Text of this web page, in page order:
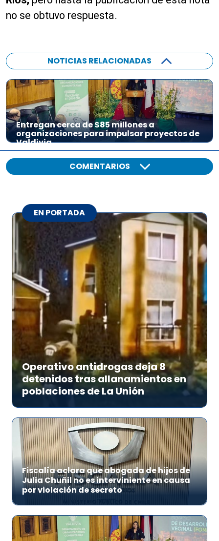
no se obtuvo respuesta.
NOTICIAS RELACIONADAS
Entregan cerca de $85 millones a
organizaciones para impulsar proyectos de
Valdivia
COMENTARIOS
EN PORTADA
Operativo antidrogas deja 8
detenidos tras allanamientos en
poblaciones de La Unión
Fiscalía aclara que abogada de hijos de
Julia Chuñil no es interviniente en causa
por violación de secreto